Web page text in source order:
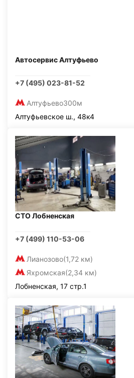
Автосервис Алтуфьево
+7 (495) 023-81-52
Алтуфьево300м
Алтуфьевское ш., 48к4
СТО Лобненская
+7 (499) 110-53-06
Лианозово(1,72 км)
Яхромская(2,34 км)
Лобненская, 17 стр.1